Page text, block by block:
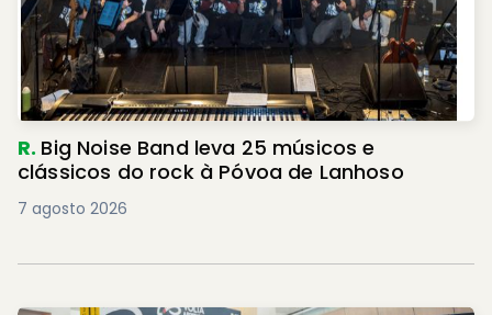
R. Big Noise Band leva 25 músicos e
clássicos do rock à Póvoa de Lanhoso
7 agosto 2026